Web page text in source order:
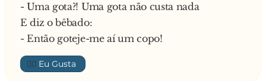
- Tive de chamar o veterinário
- Uma gota?! Uma gota não custa nada
E diz o bêbado:
- Então goteje-me aí um copo!
👍🏼